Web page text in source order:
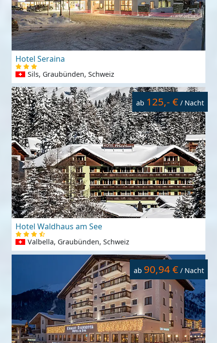
Hotel Seraina
Sils, Graubünden, Schweiz
ab 125,- € / Nacht
Hotel Waldhaus am See
Valbella, Graubünden, Schweiz
ab 90,94 € / Nacht